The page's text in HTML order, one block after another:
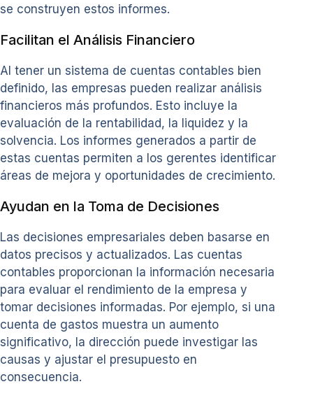
se construyen estos informes.
Facilitan el Análisis Financiero
Al tener un sistema de cuentas contables bien
definido, las empresas pueden realizar análisis
financieros más profundos. Esto incluye la
evaluación de la rentabilidad, la liquidez y la
solvencia. Los informes generados a partir de
estas cuentas permiten a los gerentes identificar
áreas de mejora y oportunidades de crecimiento.
Ayudan en la Toma de Decisiones
Las decisiones empresariales deben basarse en
datos precisos y actualizados. Las cuentas
contables proporcionan la información necesaria
para evaluar el rendimiento de la empresa y
tomar decisiones informadas. Por ejemplo, si una
cuenta de gastos muestra un aumento
significativo, la dirección puede investigar las
causas y ajustar el presupuesto en
consecuencia.